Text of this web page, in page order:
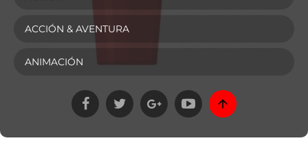
ACCIÓN & AVENTURA
ANIMACIÓN